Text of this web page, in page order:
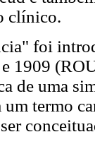
clínico.
foi
1909
de uma
um termo